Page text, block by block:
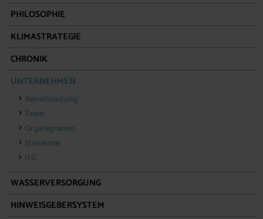
PHILOSOPHIE
KLIMASTRATEGIE
CHRONIK
UNTERNEHMEN
Betriebsleitung
Team
Organigramm
Standorte
IFG
WASSERVERSORGUNG
HINWEISGEBERSYSTEM